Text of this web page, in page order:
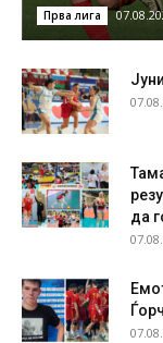
Прва лига
да